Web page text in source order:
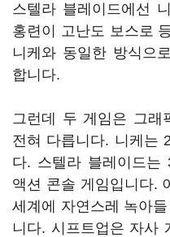
스텔라 블레이드에선
홍련이 고난도 보스로
니케와 동일한 방식으
합니다.
그런데 두 게임은 그래
전혀 다릅니다. 니케는
다. 스텔라 블레이드는
액션 콘솔 게임입니다.
세계에 자연스레 녹아
니다. 시프트업은 자사